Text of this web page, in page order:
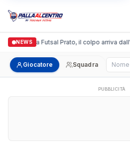
NEWS
Italgronda Futsal Prato, il colpo arriva
Giocatore Squadra
PUBBLICITÀ